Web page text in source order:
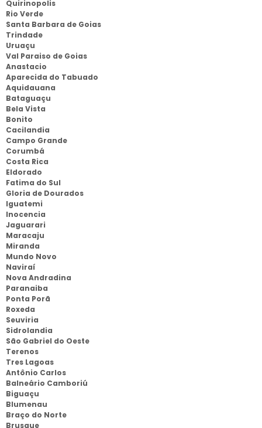
Quirinopolis
Rio Verde
Santa Barbara de Goias
Trindade
Uruaçu
Val Paraiso de Goias
Anastacio
Aparecida do Tabuado
Aquidauana
Bataguaçu
Bela Vista
Bonito
Cacilandia
Campo Grande
Corumbá
Costa Rica
Eldorado
Fatima do Sul
Gloria de Dourados
Iguatemi
Inocencia
Jaguarari
Maracaju
Miranda
Mundo Novo
Naviraí
Nova Andradina
Paranaiba
Ponta Porã
Roxeda
Seuviria
Sidrolandia
São Gabriel do Oeste
Terenos
Tres Lagoas
Antônio Carlos
Balneário Camboriú
Biguaçu
Blumenau
Braço do Norte
Brusque